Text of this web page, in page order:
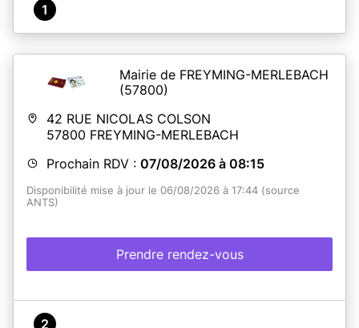
1
Mairie de FREYMING-MERLEBACH
(57800)
42 RUE NICOLAS COLSON
57800 FREYMING-MERLEBACH
Prochain RDV : 07/08/2026 à 08:15
Disponibilité mise à jour le 06/08/2026 à 17:44 (source
ANTS)
Prendre rendez-vous
2